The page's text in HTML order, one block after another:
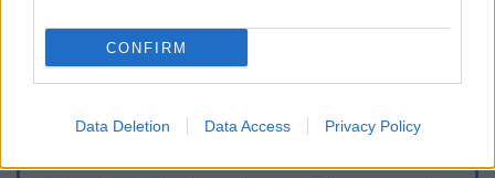
CONFIRM
Data Deletion Data Access Privacy Policy
Διαβάστε ακόμη
πίστευα ότι το να είσαι outsider ήταν
αδυναμία, τώρα το βλέπω ως δύναμη»